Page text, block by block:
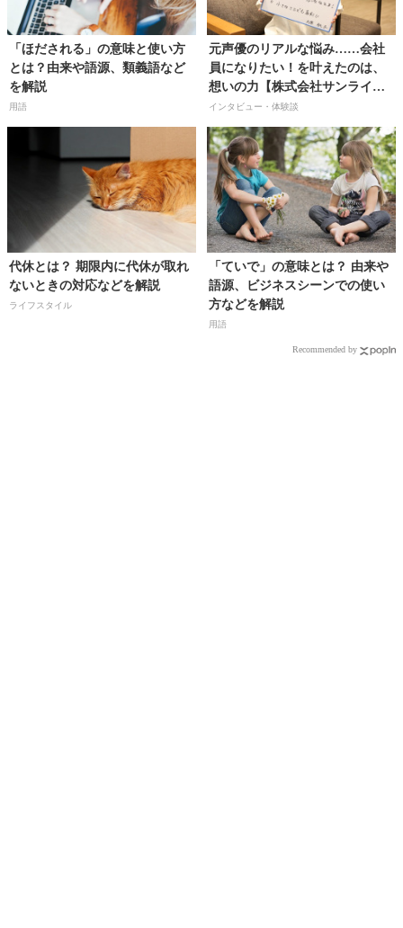
「ほだされる」の意味と使い方
とは？由来や語源、類義語など
を解説
用語
元声優のリアルな悩み……会社
員になりたい！を叶えたのは、
想いの力【株式会社サンライズ
／大原桃子さん】
インタビュー・体験談
代休とは？ 期限内に代休が取れ
ないときの対応などを解説
ライフスタイル
「ていで」の意味とは？ 由来や
語源、ビジネスシーンでの使い
方などを解説
用語
Recommended by